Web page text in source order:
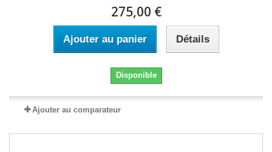
275,00 €
Ajouter au panier Détails
Disponible
Ajouter au comparateur